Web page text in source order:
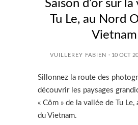
Saison d’or sur
Tu Le, au Nord
Vietnam
VUILLEREY FABIEN · 10 OCT
Sillonnez la route des
découvrir les paysages
« Côm » de la vallée de Tu
du Vietnam.